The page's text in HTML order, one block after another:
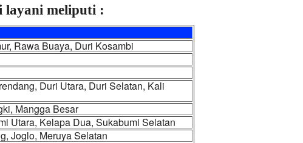
layani meliputi :
Rawa Buaya, Duri Kosambi
Duri Utara, Duri Selatan, Kali
Mangga Besar
Utara, Kelapa Dua, Sukabumi Selatan
Joglo, Meruya Selatan